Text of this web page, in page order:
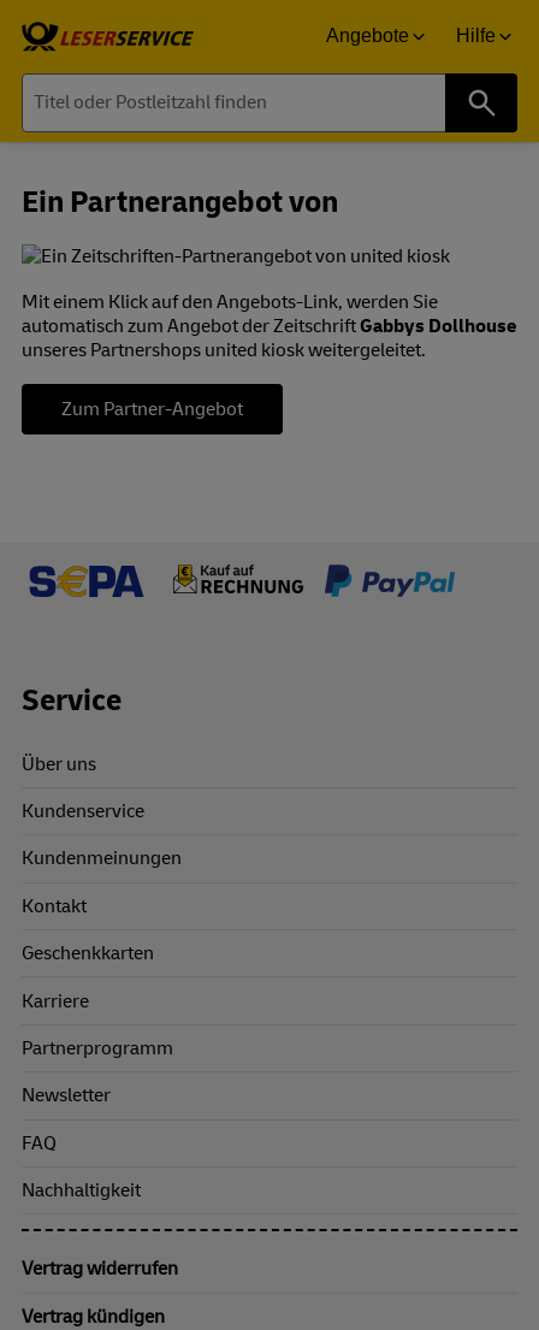
Angebote Hilfe
Ein Partnerangebot von
Mit einem Klick auf den Angebots-Link, werden Sie
automatisch zum Angebot der ZeitschriftGabbys Dollhouse
unseres Partnershops united kiosk weitergeleitet.
Zum Partner-Angebot
Footer Links
Service
Über uns
Kundenservice
Kundenmeinungen
Kontakt
Geschenkkarten
Karriere
Partnerprogramm
Newsletter
FAQ
Nachhaltigkeit
Vertrag widerrufen
Vertrag kündigen